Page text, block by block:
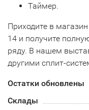
Таймер.
Приходите в
14 и получите
ряду. В нашем
другими сплит-
Остатки обновлены
Склады